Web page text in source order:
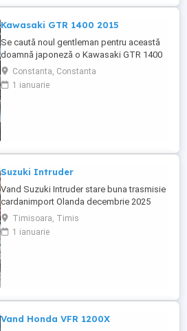
Kawasaki GTR 1400 2015
Se caută noul gentleman pentru această
doamnă japoneză o Kawasaki GTR 1400
care încă întoarce priviri și iubește
kilometrii. A fost răsfățată, întreținută la
timp și tratată cu respect. O dau doar
Constanta, Constanta
1 ianuarie
Suzuki Intruder
Vand Suzuki Intruder stare buna trasmisie
cardanimport Olanda decembrie 2025
inmatriculat RO IN FEBRUARIE Nu raspund
la mesaje.Schimb cu ATV plus sau minus
diferenta
Timisoara, Timis
1 ianuarie
Vand Honda VFR 1200X